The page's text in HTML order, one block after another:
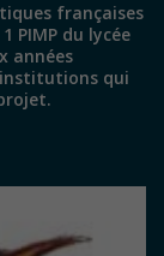
françaises
PIMP du lycée
années
qui